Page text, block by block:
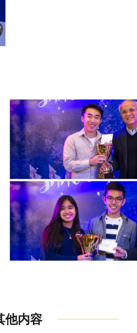
他内容